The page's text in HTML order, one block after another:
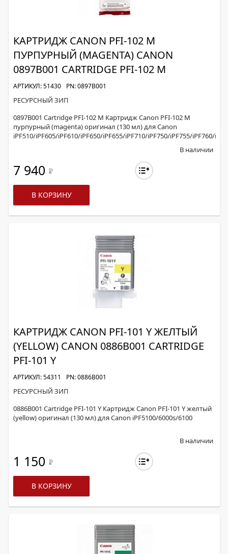
КАРТРИДЖ CANON PFI-102 M
ПУРПУРНЫЙ (MAGENTA) CANON
0897B001 CARTRIDGE PFI-102 M
АРТИКУЛ: 51430 PN: 0897B001
РЕСУРСНЫЙ ЗИП
0897B001 Cartridge PFI-102 M Картридж Canon PFI-102 M
пурпурный (magenta) оригинал (130 мл) для Canon
iPF510/iPF605/iPF610/iPF650/iPF655/iPF710/iPF750/iPF755/iPF760/
В наличии
7 940 Р
В КОРЗИНУ
КАРТРИДЖ CANON PFI-101 Y ЖЕЛТЫЙ
(YELLOW) CANON 0886B001 CARTRIDGE
PFI-101 Y
АРТИКУЛ: 54311 PN: 0886B001
РЕСУРСНЫЙ ЗИП
0886B001 Cartridge PFI-101 Y Картридж Canon PFI-101 Y желтый
(yellow) оригинал (130 мл) для Canon iPF5100/6000s/6100
В наличии
1 150 Р
В КОРЗИНУ